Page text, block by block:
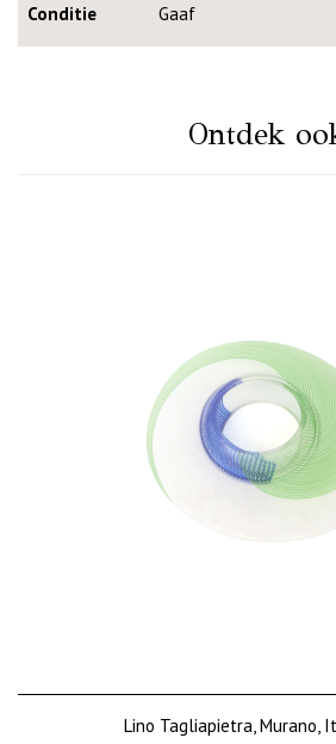
Conditie
Gaaf
Ontdek
Lino Tagliapietra, Murano,